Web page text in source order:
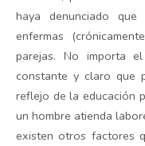
haya denunciado
enfermas
parejas. No importa
constante y claro que
reflejo de la educación
un hombre atienda
existen otros factores